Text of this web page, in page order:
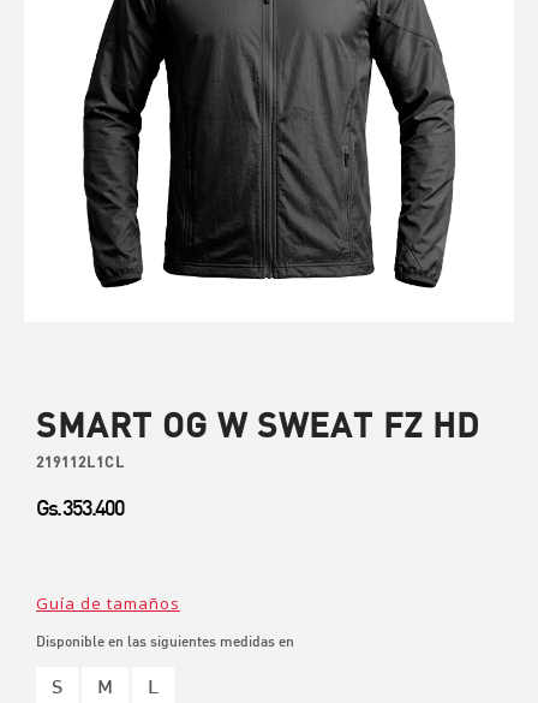
SMART OG W SWEAT FZ HD
219112L1CL
Gs. 353.400
Guía de tamaños
Disponible en las siguientes medidas en
S M L